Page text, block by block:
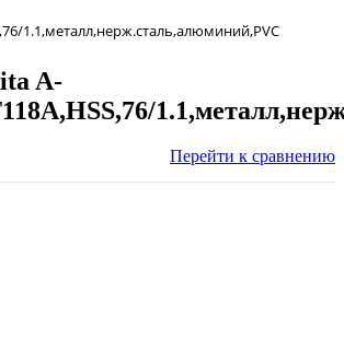
1.1,металл,нерж.сталь,алюминий,PVC
A-
Перейти к сравнению